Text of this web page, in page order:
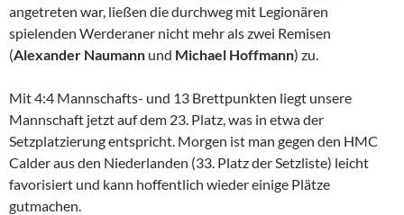
angetreten war, ließen die durchweg mit Legionären
spielenden Werderaner nicht mehr als zwei Remisen
(Alexander Naumann und Michael Hoffmann) zu.
Mit 4:4 Mannschafts- und 13 Brettpunkten liegt unsere
Mannschaft jetzt auf dem 23. Platz, was in etwa der
Setzplatzierung entspricht. Morgen ist man gegen den HMC
Calder aus den Niederlanden (33. Platz der Setzliste) leicht
favorisiert und kann hoffentlich wieder einige Plätze
gutmachen.